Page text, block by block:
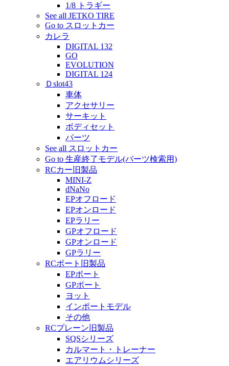
1/8 トラギー
See all JETKO TIRE
Go to スロットカー
カレラ
DIGITAL 132
GO
EVOLUTION
DIGITAL 124
Ｄslot43
車体
アクセサリー
サーキット
ボディセット
パーツ
See all スロットカー
Go to 生産終了モデル(パーツ検索用)
RCカー旧製品
MINI-Z
dNaNo
EPオフロード
EPオンロード
EPラリー
GPオフロード
GPオンロード
GPラリー
RCボート旧製品
EPボート
GPボート
ヨット
インポートモデル
その他
RCプレーン旧製品
SQSシリーズ
カルマート・トレーナー
エアリウムシリーズ